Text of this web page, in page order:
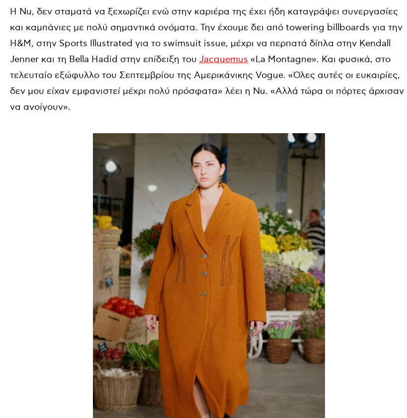
Η Nu, δεν σταματά να ξεχωρίζει ενώ στην καριέρα της έχει ήδη καταγράψει συνεργασίες
και καμπάνιες με πολύ σημαντικά ονόματα. Την έχουμε δει από towering billboards για την
H &M, στην Sports Illustrated για το swimsuit issue, μέχρι να περπατά δίπλα στην Kendall
Jenner και τη Bella Hadid στην επίδειξη του Jacquemus «La Montagne». Και φυσικά, στο
τελευταίο εξώφυλλο του Σεπτεμβρίου της Αμερικάνικης Vogue. «Όλες αυτές οι ευκαιρίες,
δεν μου είχαν εμφανιστεί μέχρι πολύ πρόσφατα» λέει η Nu. «Αλλά τώρα οι πόρτες άρχισαν
να ανοίγουν».